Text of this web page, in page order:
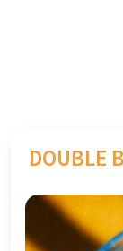
DOUBLE